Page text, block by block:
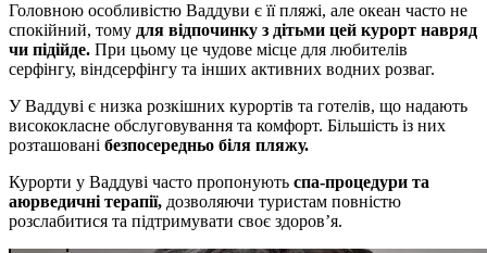
Головною особливістю Ваддуви є її пляжі, але океан часто не
спокійний, тому для відпочинку з дітьми цей курорт навряд
чи підійде. При цьому це чудове місце для любителів
серфінгу, віндсерфінгу та інших активних водних розваг.
У Ваддуві є низка розкішних курортів та готелів, що надають
висококласне обслуговування та комфорт. Більшість із них
розташовані безпосередньо біля пляжу.
Курорти у Ваддуві часто пропонують спа-процедури та
аюрведичні терапії, дозволяючи туристам повністю
розслабитися та підтримувати своє здоров’я.